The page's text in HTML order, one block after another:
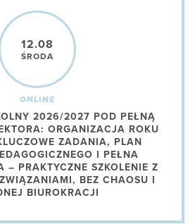
12.08
ŚRODA
ONLINE
2026/2027 POD PEŁNĄ
ORGANIZACJA ROKU
ZADANIA, PLAN
I PEŁNA
– PRAKTYCZNE SZKOLENIE Z
BEZ CHAOSU I
BIUROKRACJI